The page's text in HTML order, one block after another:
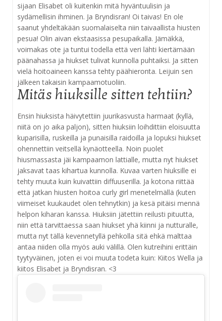
sijaan Elisabet oli kuitenkin mitä hyväntuulisin ja
sydämellisin ihminen. Ja Bryndisran! Oi taivas! En ole
saanut yhdeltäkään suomalaiselta niin taivaallista hiusten
pesua! Olin aivan ekstaasissa pesupaikalla. Jämäkkä,
voimakas ote ja tuntui todella että veri lähti kiertämään
päänahassa ja hiukset tulivat kunnolla puhtaiksi. Ja sitten
vielä hoitoaineen kanssa tehty päähieronta. Leijuin sen
jälkeen takaisin kampaamotuoliin.
Mitäs hiuksille sitten tehtiin?
Ensin hiuksista häivytettiin juurikasvusta harmaat (kyllä,
niitä on jo aika paljon), sitten hiuksiin loihdittiin eloisuutta
kuparisilla, ruskeilla ja punaisilla raidoilla ja lopuksi hiukset
ohennettiin veitsellä kynäotteella. Noin puolet
hiusmassasta jäi kampaamon lattialle, mutta nyt hiukset
jaksavat taas kihartua kunnolla. Kuvaa varten hiuksille ei
tehty muuta kuin kuivattiin diffuuserilla. Ja kotona riittää
että jatkan hiusten hoitoa curly girl menetelmällä (kuten
viimeiset kuukaudet olen tehnytkin) ja kesä pitäisi mennä
helpon kiharan kanssa. Hiuksiin jätettiin reilusti pituutta,
niin että tarvittaessa saan hiukset yhä kiinni ja nutturalle,
mutta nyt tällä kevennetyllä pehkolla sitä ehkä malttaa
antaa niiden olla myös auki välillä. Olen kutreihini erittäin
tyytyväinen, joten ei voi muuta todeta kuin: Kiitos Wella ja
kiitos Elisabet ja Bryndisran. <3